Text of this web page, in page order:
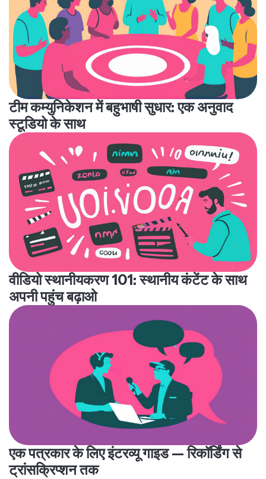
टीम कम्युनिकेशन में बहुभाषी सुधार: एक अनुवाद
स्टूडियो के साथ
वीडियो स्थानीयकरण 101: स्थानीय कंटेंट के साथ
अपनी पहुंच बढ़ाओ
एक पत्रकार के लिए इंटरव्यू गाइड — रिकॉर्डिंग से
ट्रांसक्रिप्शन तक